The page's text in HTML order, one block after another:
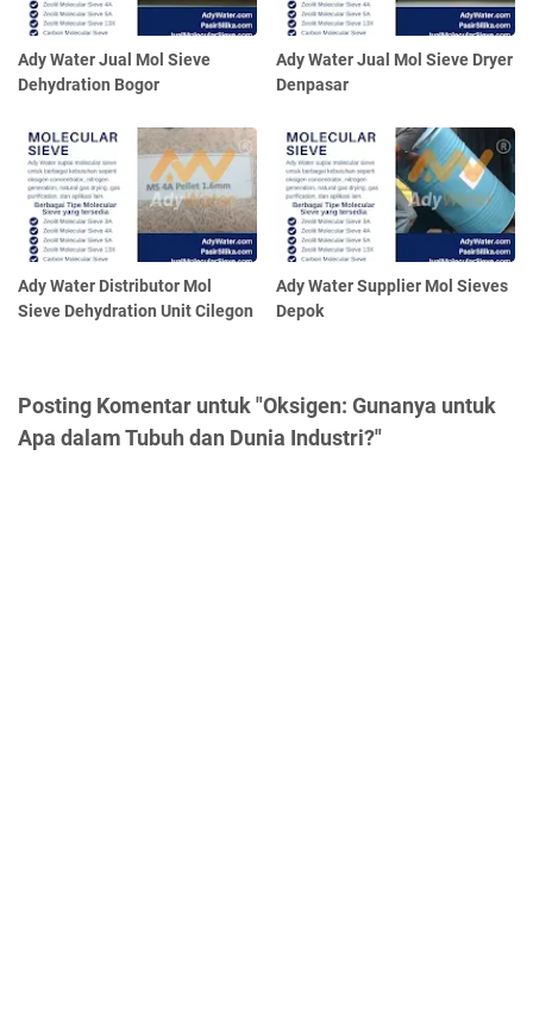
Ady Water Jual Mol Sieve
Dehydration Bogor
Ady Water Jual Mol Sieve Dryer
Denpasar
Ady Water Distributor Mol
Sieve Dehydration Unit Cilegon
Ady Water Supplier Mol Sieves
Depok
Posting Komentar untuk "Oksigen: Gunanya untuk
Apa dalam Tubuh dan Dunia Industri?"